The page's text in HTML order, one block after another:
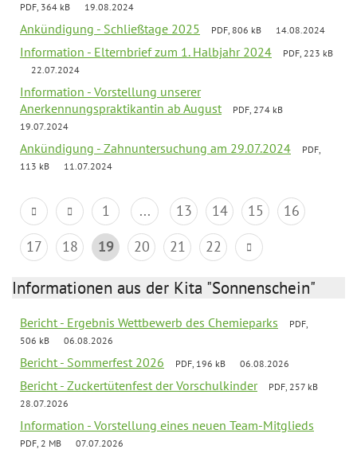
PDF, 364 kB 19.08.2024
Ankündigung - Schließtage 2025 PDF, 806 kB 14.08.2024
Information - Elternbrief zum 1. Halbjahr 2024
PDF, 223 kB
22.07.2024
Information - Vorstellung unserer
Anerkennungspraktikantin ab August
PDF, 274 kB
19.07.2024
Ankündigung - Zahnuntersuchung am 29.07.2024
PDF,
113 kB
11.07.2024
1 ... 13 14 15
16
17
18 19 20 21 22
Informationen aus der Kita "Sonnenschein"
Bericht - Ergebnis Wettbewerb des Chemieparks
PDF,
506 kB
06.08.2026
Bericht - Sommerfest 2026 PDF, 196 kB 06.08.2026
Bericht - Zuckertütenfest der Vorschulkinder
PDF, 257 kB
28.07.2026
Information - Vorstellung eines neuen Team-Mitglieds
PDF, 2 MB 07.07.2026